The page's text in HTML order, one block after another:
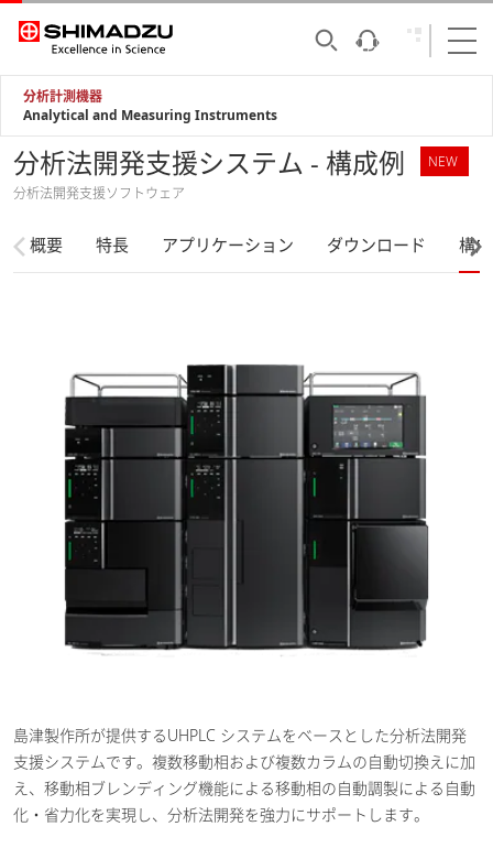
分析計測機器
Analytical and Measuring Instruments
分析法開発支援システム - 構成例
NEW
分析法開発支援ソフトウェア
概要 特長 アプリケーション ダウンロード 構
島津製作所が提供するUHPLC システムをベースとした分析法開発
支援システムです。複数移動相および複数カラムの自動切換えに加
え、移動相ブレンディング機能による移動相の自動調製による自動
化・省力化を実現し、分析法開発を強力にサポートします。